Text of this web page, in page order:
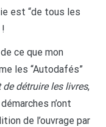
est “de tous les
ce que mon
les “Autodafés”
de détruire les livres,
n’ont
de l’ouvrage par